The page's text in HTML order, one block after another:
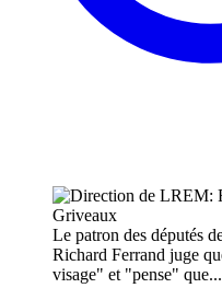
Le patron des députés
Richard Ferrand juge
visage" et "pense" que...